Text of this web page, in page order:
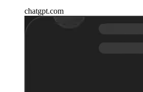
chatgpt.com